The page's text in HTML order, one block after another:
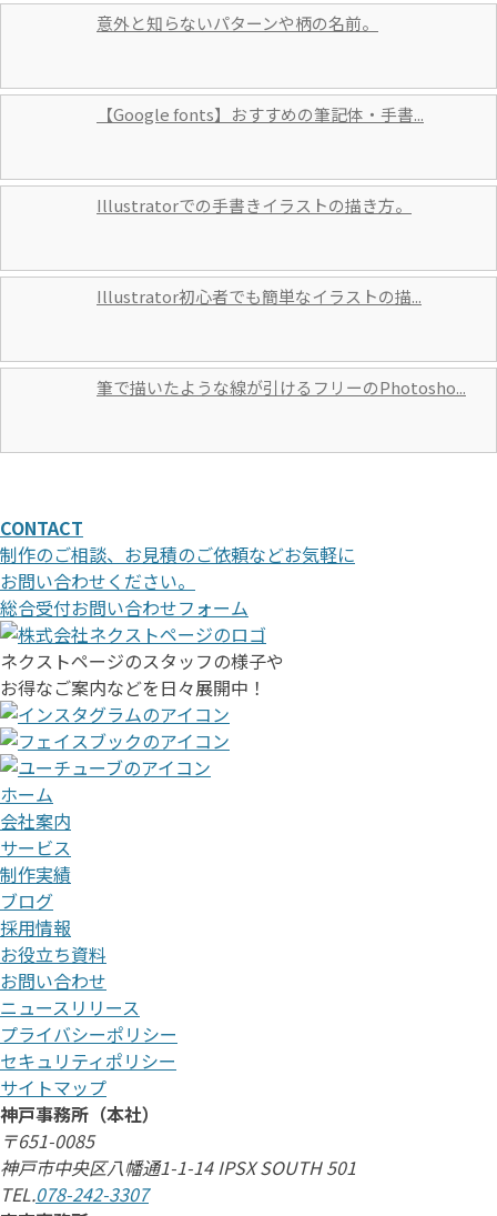
意外と知らないパターンや柄の名前。
【Google fonts】おすすめの筆記体・手書...
Illustratorでの手書きイラストの描き方。
Illustrator初心者でも簡単なイラストの描...
筆で描いたような線が引けるフリーのPhotosho...
CONTACT
制作のご相談、お見積のご依頼などお気軽に
お問い合わせください。
総合受付お問い合わせフォーム
ネクストページのスタッフの様子や
お得なご案内などを日々展開中！
ホーム
会社案内
サービス
制作実績
ブログ
採用情報
お役立ち資料
お問い合わせ
ニュースリリース
プライバシーポリシー
セキュリティポリシー
サイトマップ
神戸事務所（本社）
〒651-0085
神戸市中央区八幡通1-1-14 IPSX SOUTH 501
TEL.078-242-3307